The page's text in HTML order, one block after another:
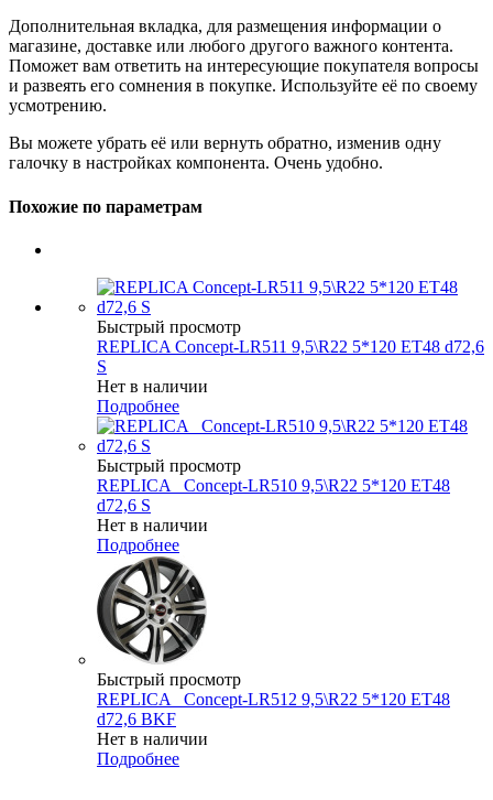
Дополнительная вкладка, для размещения информации о
магазине, доставке или любого другого важного контента.
Поможет вам ответить на интересующие покупателя вопросы
и развеять его сомнения в покупке. Используйте её по своему
усмотрению.
Вы можете убрать её или вернуть обратно, изменив одну
галочку в настройках компонента. Очень удобно.
Похожие по параметрам
Быстрый просмотр
REPLICA Concept-LR511 9,5\R22 5*120 ET48 d72,6
S
Нет в наличии
Подробнее
Быстрый просмотр
REPLICA _Concept-LR510 9,5\R22 5*120 ET48
d72,6 S
Нет в наличии
Подробнее
Быстрый просмотр
REPLICA _Concept-LR512 9,5\R22 5*120 ET48
d72,6 BKF
Нет в наличии
Подробнее